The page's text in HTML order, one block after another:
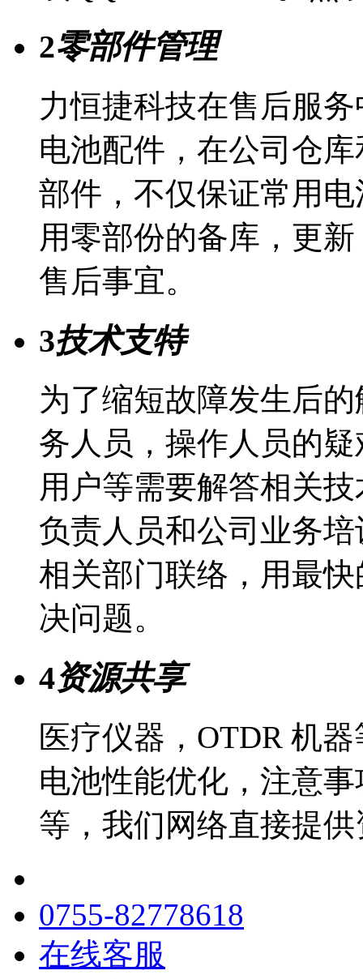
2零部件管理
力恒捷科技在售后服
电池配件，在公司仓
部件，不仅保证常用
用零部份的备库，更
售后事宜。
3技术支特
为了缩短故障发生后
务人员，操作人员的
用户等需要解答相关
负责人员和公司业务
相关部门联络，用最
决问题。
4资源共享
医疗仪器，OTDR 机
电池性能优化，注意
等，我们网络直接提
0755-82778618
在线客服